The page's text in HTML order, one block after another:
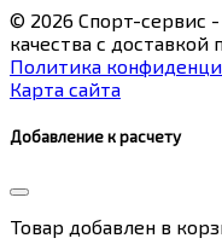
© 2026 Спорт-сервис
качества с
Политика
Карта сайта
Добавление к расчету
Товар добавлен в